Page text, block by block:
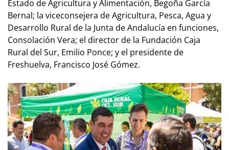
Estado de Agricultura y Alimentación, Begoña García
Bernal; la viceconsejera de Agricultura, Pesca, Agua y
Desarrollo Rural de la Junta de Andalucía en funciones,
Consolación Vera; el director de la Fundación Caja
Rural del Sur, Emilio Ponce; y el presidente de
Freshuelva, Francisco José Gómez.